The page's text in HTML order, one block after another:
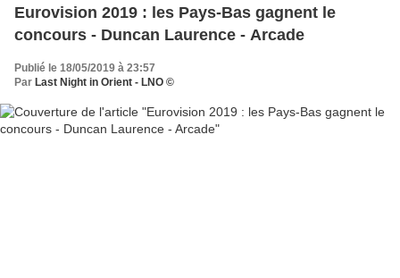
Eurovision 2019 : les Pays-Bas gagnent le
concours - Duncan Laurence - Arcade
Publié le 18/05/2019 à 23:57
Par Last Night in Orient - LNO ©